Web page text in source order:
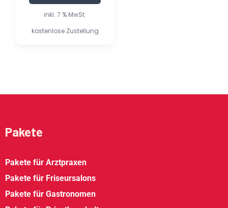
inkl. 7 % MwSt.
kostenlose Zustellung
Pakete
Pakete für Arztpraxen
Pakete für Friseursalons
Pakete für Gastronomen